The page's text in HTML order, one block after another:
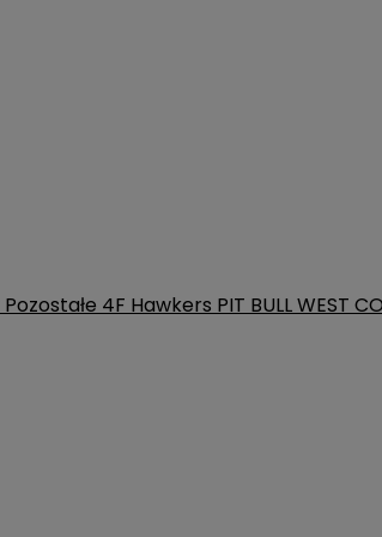
Pozostałe 4F Hawkers PIT BULL WEST